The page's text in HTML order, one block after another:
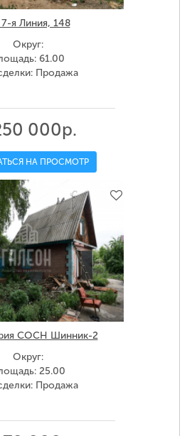
7-я Линия, 148
Округ:
61.00
Продажа
000р.
НА ПРОСМОТР
СОСН Шинник-2
Округ:
25.00
Продажа